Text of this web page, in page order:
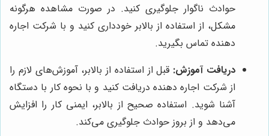
حوادث ناگوار جلوگیری کنید. در صورت مشاهده هرگونه
مشکل، از استفاده از بالابر خودداری کنید و با شرکت اجاره
دهنده تماس بگیرید.
دریافت آموزش: قبل از استفاده از بالابر، آموزش‌های لازم را
از شرکت اجاره دهنده دریافت کنید و با نحوه کار با دستگاه
آشنا شوید. استفاده صحیح از بالابر، ایمنی کار را افزایش
می‌دهد و از بروز حوادث جلوگیری می‌کند.